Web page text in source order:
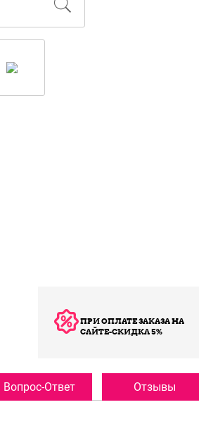
ПРИ ОПЛАТЕ ЗАКАЗА НА
САЙТЕ-СКИДКА 5%
Вопрос-Ответ Отзывы